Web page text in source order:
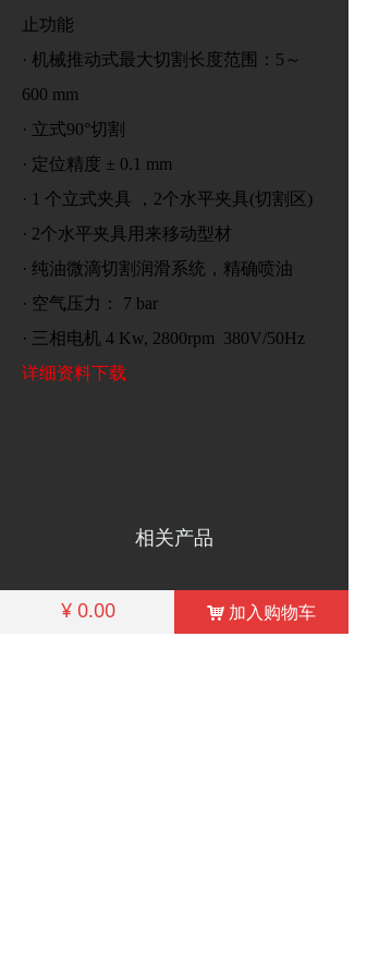
止功能
· 机械推动式最大切割长度范围：5～
600 mm
· 立式90°切割
· 定位精度 ± 0.1 mm
· 1 个立式夹具 ，2个水平夹具(切割区)
· 2个水平夹具用来移动型材
· 纯油微滴切割润滑系统，精确喷油
· 空气压力： 7 bar
· 三相电机 4 Kw, 2800rpm 380V/50Hz
详细资料下载
相关产品
¥ 0.00 낙 加入购物车